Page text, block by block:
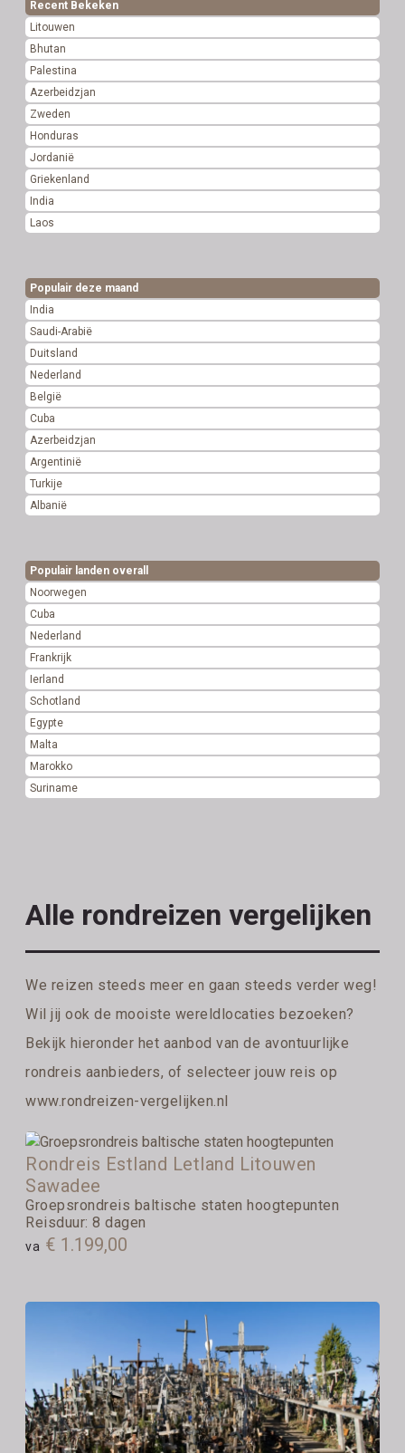
Recent Bekeken
Litouwen
Bhutan
Palestina
Azerbeidzjan
Zweden
Honduras
Jordanië
Griekenland
India
Laos
Populair deze maand
India
Saudi-Arabië
Duitsland
Nederland
België
Cuba
Azerbeidzjan
Argentinië
Turkije
Albanië
Populair landen overall
Noorwegen
Cuba
Nederland
Frankrijk
Ierland
Schotland
Egypte
Malta
Marokko
Suriname
Alle rondreizen vergelijken
We reizen steeds meer en gaan steeds verder weg!
Wil jij ook de mooiste wereldlocaties bezoeken?
Bekijk hieronder het aanbod van de avontuurlijke
rondreis aanbieders, of selecteer jouw reis op
www.rondreizen-vergelijken.nl
Rondreis Estland Letland Litouwen
Sawadee
Groepsrondreis baltische staten hoogtepunten
Reisduur: 8 dagen
va € 1.199,00